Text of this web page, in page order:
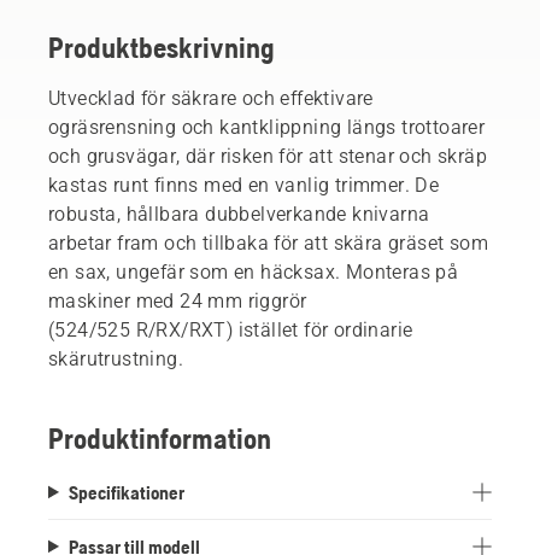
Produktbeskrivning
Utvecklad för säkrare och effektivare
ogräsrensning och kantklippning längs trottoarer
och grusvägar, där risken för att stenar och skräp
kastas runt finns med en vanlig trimmer. De
robusta, hållbara dubbelverkande knivarna
arbetar fram och tillbaka för att skära gräset som
en sax, ungefär som en häcksax. Monteras på
maskiner med 24 mm riggrör
(524/525 R/RX/RXT) istället för ordinarie
skärutrustning.
Produktinformation
Specifikationer
Passar till modell